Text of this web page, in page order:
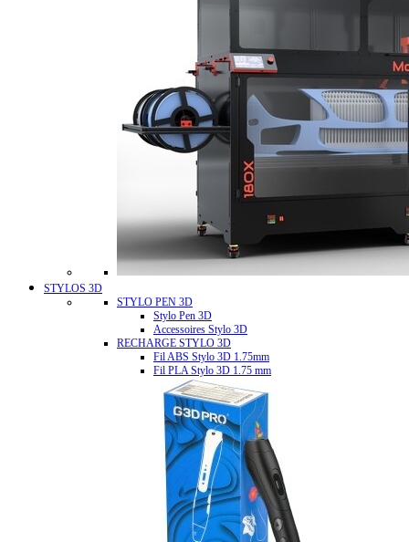
STYLOS 3D
STYLO PEN 3D
Stylo Pen 3D
Accessoires Stylo 3D
RECHARGE STYLO 3D
Fil ABS Stylo 3D 1.75mm
Fil PLA Stylo 3D 1.75 mm